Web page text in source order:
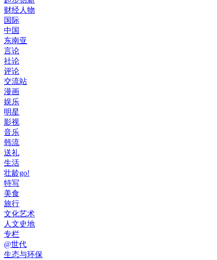
财经人物
国际
中国
东南亚
言论
社论
评论
交流站
漫画
娱乐
明星
影视
音乐
韩流
送礼
生活
壮龄go!
特写
美食
旅行
文化艺术
人文史地
专栏
@世代
生态与环保